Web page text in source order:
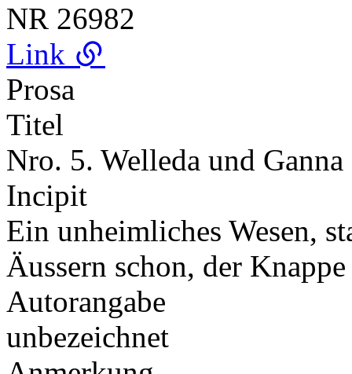
NR 26982
Link
Prosa
Titel
Nro. 5. Welleda und Ganna
Incipit
Ein unheimliches Wesen,
Äussern schon, der
Autorangabe
unbezeichnet